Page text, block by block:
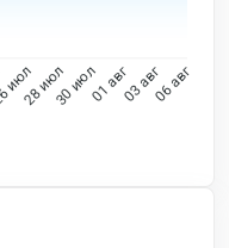
июл28 июл30 июл01 авг03 авг06 авг